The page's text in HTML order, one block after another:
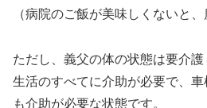
（病院のご飯が美味しくないと
ただし、義父の体の状態は要介護
生活のすべてに介助が必要で、
も介助が必要な状態です。